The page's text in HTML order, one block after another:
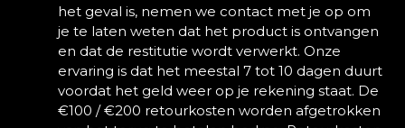
het geval is, nemen we contact met je op om
je te laten weten dat het product is ontvangen
en dat de restitutie wordt verwerkt. Onze
ervaring is dat het meestal 7 tot 10 dagen duurt
voordat het geld weer op je rekening staat. De
€100 / €200 retourkosten worden afgetrokken